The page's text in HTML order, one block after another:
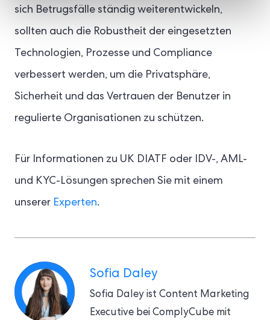
sich Betrugsfälle ständig weiterentwickeln,
sollten auch die Robustheit der eingesetzten
Technologien, Prozesse und Compliance
verbessert werden, um die Privatsphäre,
Sicherheit und das Vertrauen der Benutzer in
regulierte Organisationen zu schützen.
Für Informationen zu UK DIATF oder IDV-, AML-
und KYC-Lösungen sprechen Sie mit einem
unserer Experten.
Sofia Daley
Sofia Daley ist Content Marketing
Executive bei ComplyCube mit